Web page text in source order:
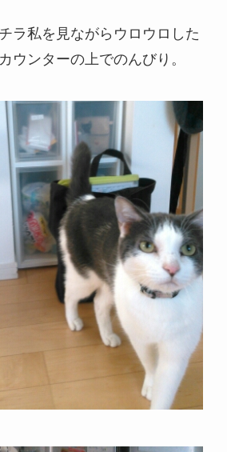
ラ私を見ながらウロウロした
ウンターの上でのんびり。